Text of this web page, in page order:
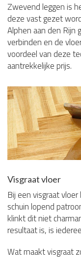
Zwevend leggen is
deze vast gezet
Alphen aan den Rijn
verbinden en de
voordeel van deze
aantrekkelijke prijs.
Visgraat vloer
Bij een visgraat
schuin lopend
klinkt dit niet
resultaat is, is
Wat maakt visgraat